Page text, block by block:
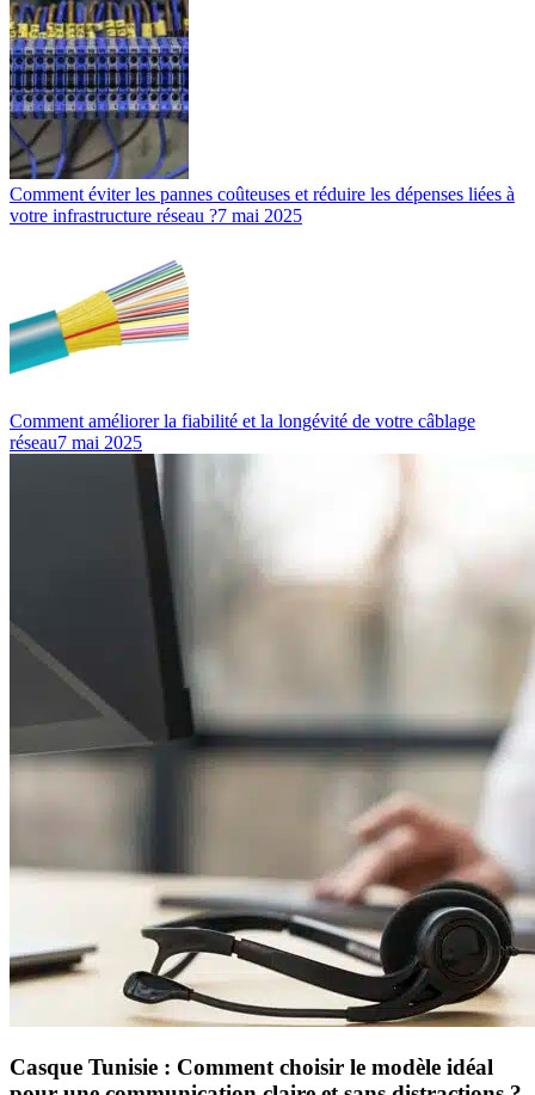
Comment éviter les pannes coûteuses et réduire les dépenses liées à
votre infrastructure réseau ?7 mai 2025
Comment améliorer la fiabilité et la longévité de votre câblage
réseau7 mai 2025
Casque Tunisie : Comment choisir le modèle idéal